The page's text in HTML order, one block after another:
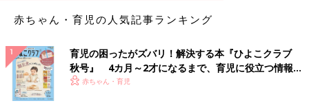
赤ちゃん・育児の人気記事ランキング
育児の困ったがズバリ！解決する本『ひよこクラブ
秋号』 4カ月～2才になるまで、育児に役立つ情報が
いっぱい！
赤ちゃん・育児